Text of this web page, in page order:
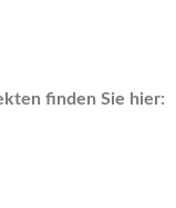
finden Sie hier: